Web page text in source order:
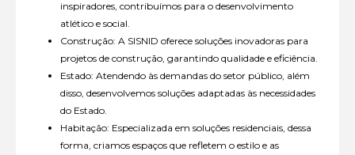
inspiradores, contribuímos para o desenvolvimento
atlético e social.
Construção: A SISNID oferece soluções inovadoras para
projetos de construção, garantindo qualidade e eficiência.
Estado: Atendendo às demandas do setor público, além
disso, desenvolvemos soluções adaptadas às necessidades
do Estado.
Habitação: Especializada em soluções residenciais, dessa
forma, criamos espaços que refletem o estilo e as